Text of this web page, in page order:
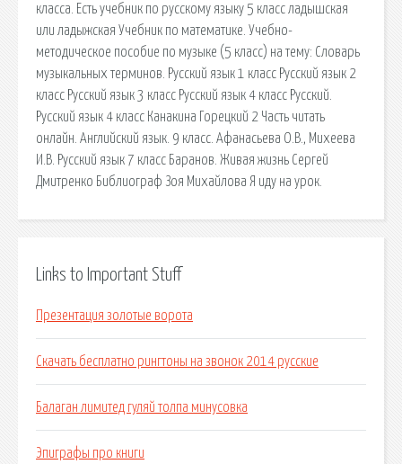
класса. Есть учебник по русскому языку 5 класс ладышская
или ладыжская Учебник по математике. Учебно-
методическое пособие по музыке (5 класс) на тему: Словарь
музыкальных терминов. Русский язык 1 класс Русский язык 2
класс Русский язык 3 класс Русский язык 4 класс Русский.
Русский язык 4 класс Канакина Горецкий 2 Часть читать
онлайн. Английский язык. 9 класс. Афанасьева О.В., Михеева
И.В. Русский язык 7 класс Баранов. Живая жизнь Сергей
Дмитренко Библиограф Зоя Михайлова Я иду на урок.
Links to Important Stuff
Презентация золотые ворота
Скачать бесплатно рингтоны на звонок 2014 русские
Балаган лимитед гуляй толпа минусовка
Эпиграфы про книги